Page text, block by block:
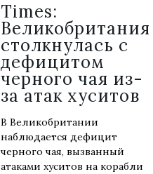
Times:
Великобритания
столкнулась с
дефицитом
черного чая из-
за атак хуситов
В Великобритании
наблюдается дефицит
черного чая, вызванный
атаками хуситов на корабли